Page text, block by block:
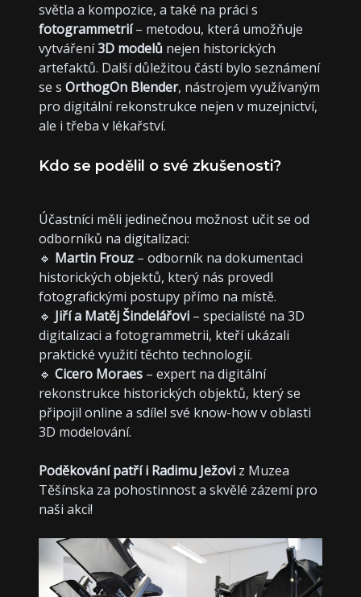
světla a kompozice, a také na práci s
fotogrammetrií– metodou, která umožňuje
vytváření3D modelů nejen historických
artefaktů. Další důležitou částí bylo seznámení
se s OrthogOn Blender, nástrojem využívaným
pro digitální rekonstrukce nejen v muzejnictví,
ale i třeba v lékařství.
Kdo se podělil o své zkušenosti?
Účastníci měli jedinečnou možnost učit se od
odborníků na digitalizaci:
🔹 Martin Frouz – odborník na dokumentaci
historických objektů, který nás provedl
fotografickými postupy přímo na místě.
🔹 Jiří a Matěj Šindelářovi – specialisté na 3D
digitalizaci a fotogrammetrii, kteří ukázali
praktické využití těchto technologií.
🔹 Cicero Moraes – expert na digitální
rekonstrukce historických objektů, který se
připojil online a sdílel své know-how v oblasti
3D modelování.
Poděkování patří i Radimu Ježovi z Muzea
Těšínska za pohostinnost a skvělé zázemí pro
naši akci!